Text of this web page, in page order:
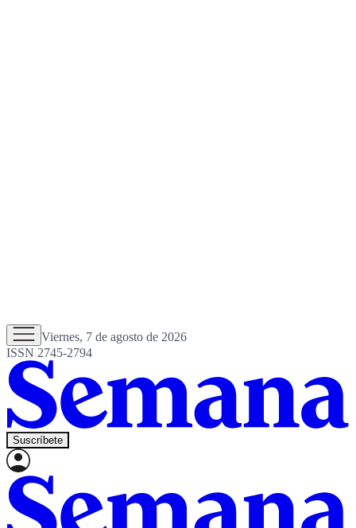
Viernes, 7 de agosto de 2026
ISSN 2745-2794
Suscríbete